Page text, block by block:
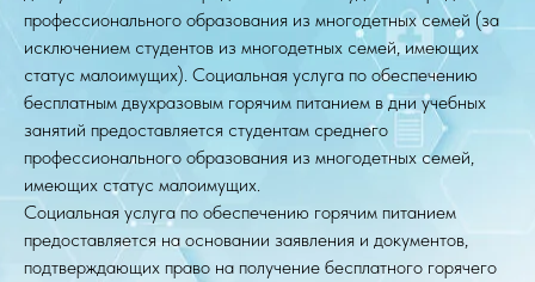
профессионального образования из многодетных семей (за
исключением студентов из многодетных семей, имеющих
статус малоимущих). Социальная услуга по обеспечению
бесплатным двухразовым горячим питанием в дни учебных
занятий предоставляется студентам среднего
профессионального образования из многодетных семей,
имеющих статус малоимущих.
Социальная услуга по обеспечению горячим питанием
предоставляется на основании заявления и документов,
подтверждающих право на получение бесплатного горячего